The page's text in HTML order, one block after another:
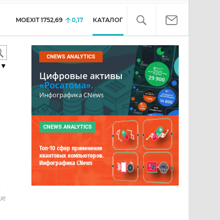
MOEXIT 1752,69 0,17 КАТАЛОГ
▼
CNEWS ANALYTICS
Цифровые активы
«Росатома».
Инфографика CNews
CNEWS ANALYTICS
Топ-10 сфер применения
квантовых компьютеров.
Инфографика CNews